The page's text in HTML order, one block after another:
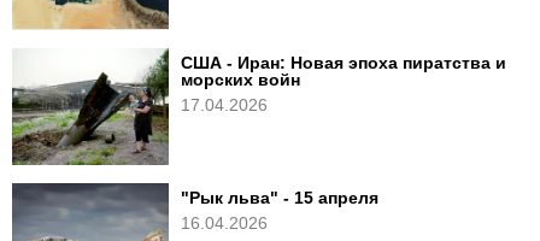
США - Иран: Новая эпоха пиратства и
морских войн
17.04.2026
"Рык льва" - 15 апреля
16.04.2026